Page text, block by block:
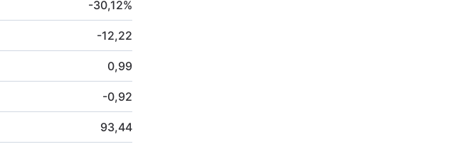
-30,12%
-12,22
0,99
-0,92
93,44